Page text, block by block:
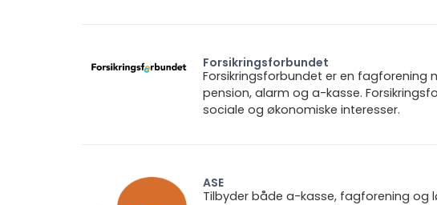
Forsikringsforbundet
Forsikringsforbundet er en
pension, alarm og a-kasse.
sociale og økonomiske interesser.
ASE
Tilbyder både a-kasse, fagforening